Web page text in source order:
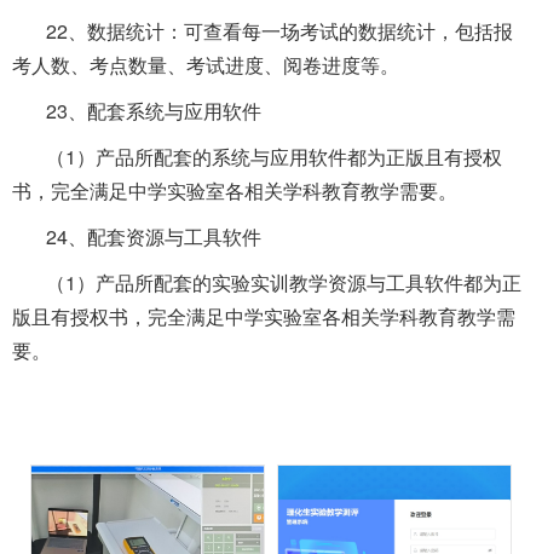
22、数据统计：可查看每一场考试的数据统计，包括报
考人数、考点数量、考试进度、阅卷进度等。
23、配套系统与应用软件
（1）产品所配套的系统与应用软件都为正版且有授权
书，完全满足中学实验室各相关学科教育教学需要。
24、配套资源与工具软件
（1）产品所配套的实验实训教学资源与工具软件都为正
版且有授权书，完全满足中学实验室各相关学科教育教学需
要。